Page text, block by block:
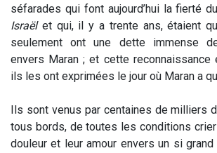
séfarades qui font aujourd’hui la fierté
Israëlet qui, il y a trente ans, étaient
seulement ont une dette immense
envers Maran ; et cette reconnaissance
ils les ont exprimées le jour où Maran a
Ils sont venus par centaines de milliers
tous bords, de toutes les conditions
douleur et leur amour envers un si